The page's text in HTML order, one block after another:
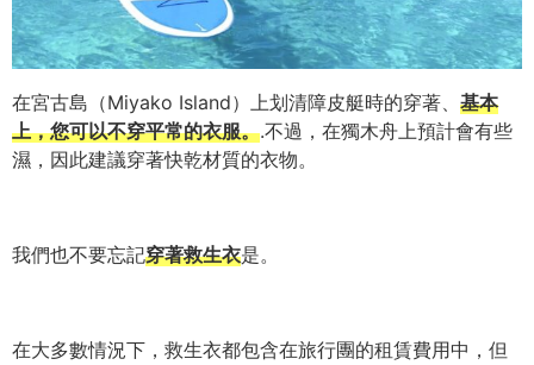
在宮古島（Miyako Island）上划清障皮艇時的穿著、 基本
上，您可以不穿平常的衣服。.不過，在獨木舟上預計會有些
濕，因此建議穿著快乾材質的衣物。
我們也不要忘記穿著救生衣是。
在大多數情況下，救生衣都包含在旅行團的租賃費用中，但